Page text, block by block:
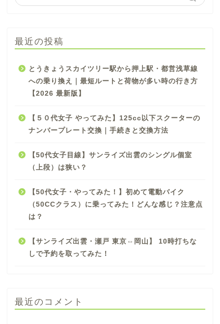
最近の投稿
とうきょうスカイツリー駅から押上駅・都営浅草線
への乗り換え｜最短ルートと荷物が多い時の行き方
【2026 最新版】
【５０代女子 やってみた】125cc以下スクーターの
ナンバープレート交換｜手続きと交換方法
【50代女子目線】サンライズ出雲のシングル個室
（上段）は狭い？
【50代女子・やってみた！】初めて電動バイク
（50CCクラス）に乗ってみた！どんな感じ？注意点
は？
【サンライズ出雲・瀬戸 東京⇔岡山】 10時打ちな
しで予約を取ってみた！
最近のコメント